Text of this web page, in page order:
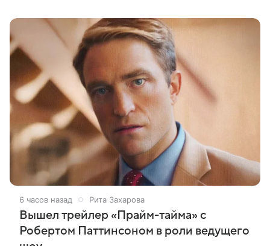
6 часов назад Рита Захарова
Вышел трейлер «Прайм-тайма» с
Робертом Паттинсоном в роли ведущего